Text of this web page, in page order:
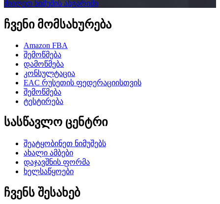
მიიღეთ ნიმუშის ანგარიში
ჩვენი მომსახურება
Amazon FBA
შემოწმება
დამოწმება
კონსულტაცია
EAC რუსეთის ფედერაციისთვის
შემოწმება
ტესტირება
სასწავლო ცენტრი
შეატყობინეთ ნიმუშებს
ახალი ამბები
დაჯავშნის ფორმა
ხელსაწყოები
ჩვენს შესახებ